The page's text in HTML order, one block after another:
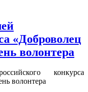
«Доброволец
волонтера
конкурса
волонтера